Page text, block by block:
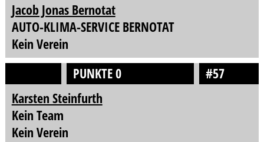
Jacob Jonas Bernotat
AUTO-KLIMA-SERVICE BERNOTAT
Kein Verein
PUNKTE 0
#57
Karsten Steinfurth
Kein Team
Kein Verein